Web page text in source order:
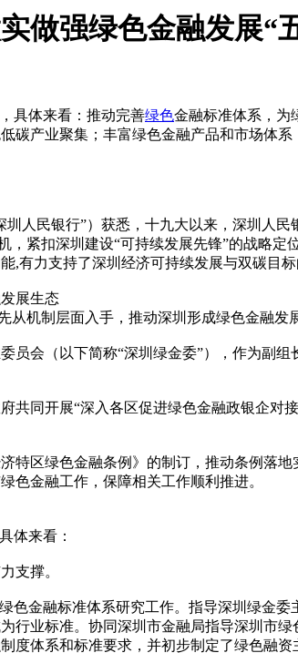
做强绿色金融发展“
具体来看：推动完善绿色金融标准体系，为
碳产业聚集；丰富绿色金融产品和市场体
人民银行”）获悉，十九大以来，深圳人民
，紧扣深圳建设“可持续发展先锋”的战略
,有力支持了深圳经济可持续发展与双碳目标
展生态
从机制层面入手，推动深圳形成绿色金融发
员会（以下简称“深圳绿金委”），作为副
共同开展“深入各区促进绿色金融政银企
特区绿色金融条例》的制订，推动条例落
色金融工作，保障相关工作顺利推进。
体来看：
支撑。
色金融标准体系研究工作。指导深圳绿金
行业标准。协同深圳市金融局指导深圳市
度体系和标准要求，并初步制定了绿色融